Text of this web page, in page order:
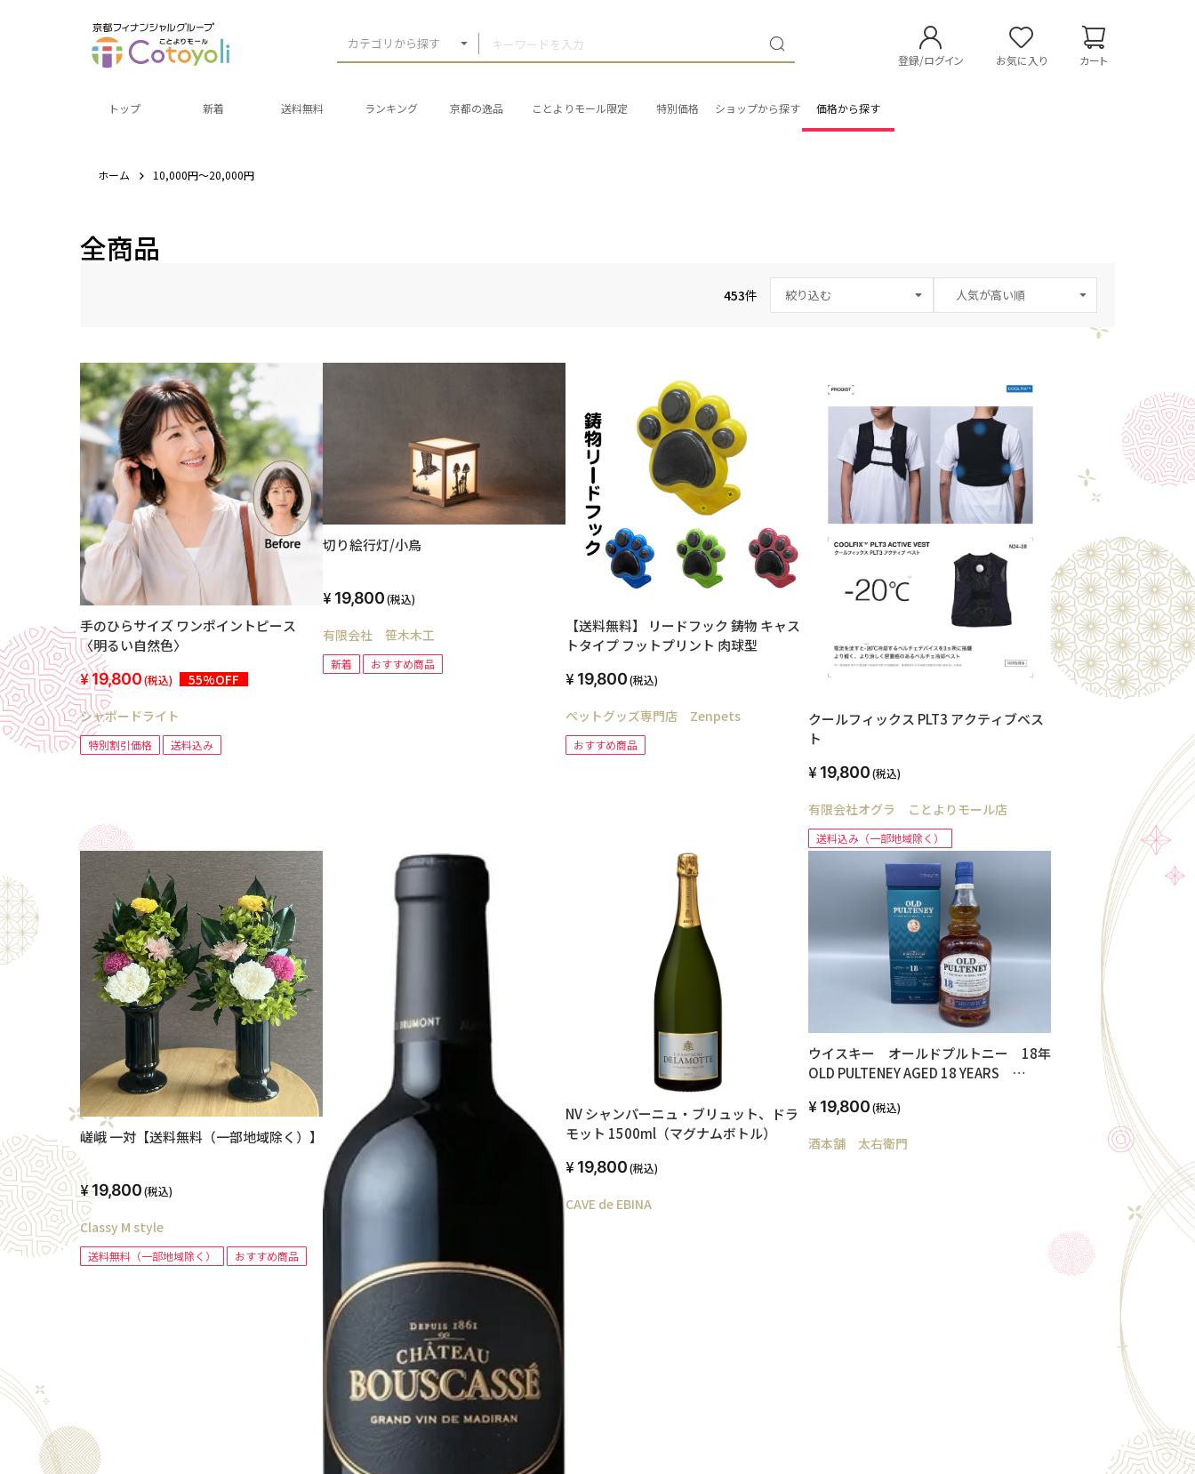
カテゴリから探す
登録/ログイン お気に入り カート
トップ 新着 送料無料 ランキング 京都の逸品 ことよりモール限定 特別価格 ショップから探す 価格から探す
ホーム 10,000円～20,000円
全商品
453件 絞り込む
手のひらサイズ ワンポイントピース
〈明るい自然色〉
19,800(税込) 55%OFF
シャポードライト
特別割引価格 送料込み
切り絵行灯/小鳥
19,800(税込)
有限会社 笹木木工
新着 おすすめ商品
【送料無料】 リードフック 鋳物 キャス
トタイプ フットプリント 肉球型
19,800(税込)
ペットグッズ専門店 Zenpets
おすすめ商品
クールフィックス PLT3 アクティブベス
ト
19,800(税込)
有限会社オグラ ことよりモール店
送料込み（一部地域除く）
嵯峨 一対【送料無料（一部地域除く）】
19,800(税込)
Classy M style
送料無料（一部地域除く） おすすめ商品
NV シャンパーニュ・ブリュット、ドラ
モット 1500ml（マグナムボトル）
19,800(税込)
CAVE de EBINA
ウイスキー オールドプルトニー 18年
OLD PULTENEY AGED 18 YEARS
19,800(税込)
酒本舗 太右衛門